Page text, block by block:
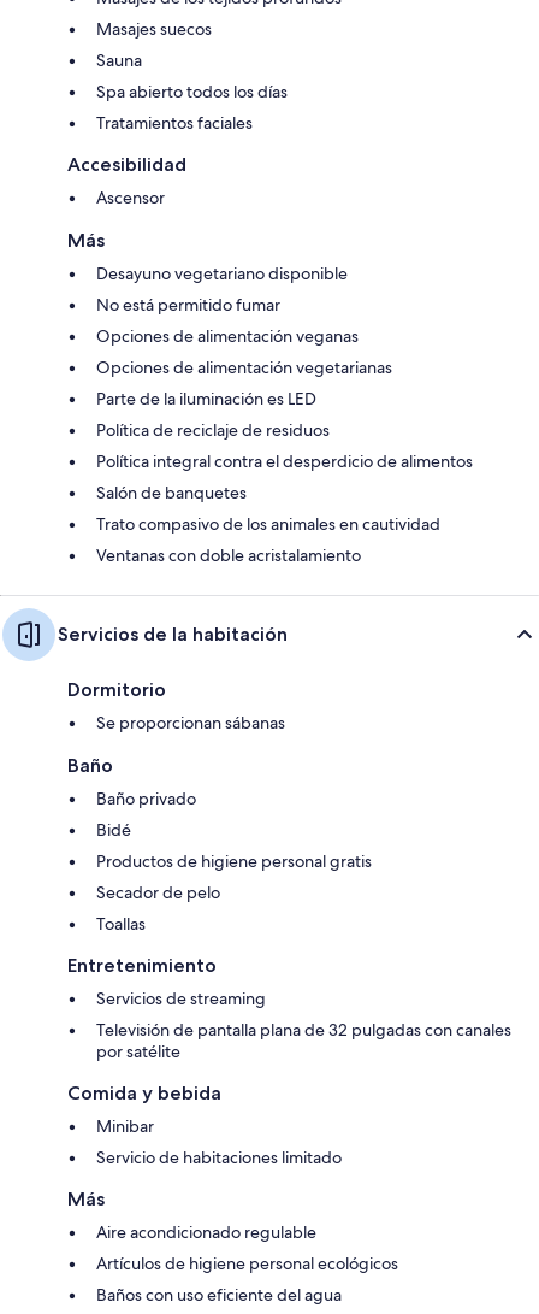
Masajes suecos
Sauna
Spa abierto todos los días
Tratamientos faciales
Accesibilidad
Ascensor
Más
Desayuno vegetariano disponible
No está permitido fumar
Opciones de alimentación veganas
Opciones de alimentación vegetarianas
Parte de la iluminación es LED
Política de reciclaje de residuos
Política integral contra el desperdicio de alimentos
Salón de banquetes
Trato compasivo de los animales en cautividad
Ventanas con doble acristalamiento
Servicios de la habitación
Dormitorio
Se proporcionan sábanas
Baño
Baño privado
Bidé
Productos de higiene personal gratis
Secador de pelo
Toallas
Entretenimiento
Servicios de streaming
Televisión de pantalla plana de 32 pulgadas con canales
por satélite
Comida y bebida
Minibar
Servicio de habitaciones limitado
Más
Aire acondicionado regulable
Artículos de higiene personal ecológicos
Baños con uso eficiente del agua